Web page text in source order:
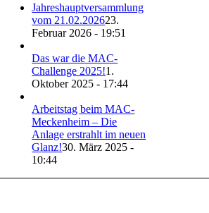
Jahreshauptversammlung
vom 21.02.202623.
Februar 2026 - 19:51
Das war die MAC-
Challenge 2025!1.
Oktober 2025 - 17:44
Arbeitstag beim MAC-
Meckenheim – Die
Anlage erstrahlt im neuen
Glanz!30. März 2025 -
10:44